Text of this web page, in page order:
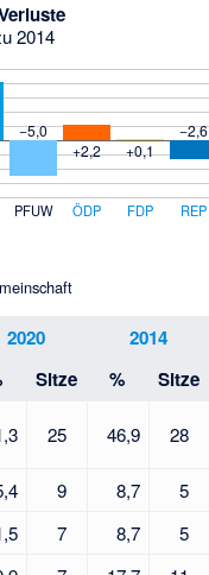
2014
−5,0
+2,2
+0,1
−2,6
PFUW ÖDP FDP REP
2020
2014
Sitze % Sitze
25 46,9 28
9 8,7
5
7 8,7
5